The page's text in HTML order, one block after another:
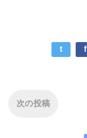
t f
次の投稿